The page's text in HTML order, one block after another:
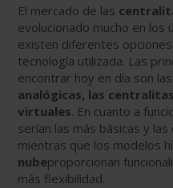
El mercado de las
evolucionado mucho en los
existen diferentes
tecnología utilizada. Las
encontrar hoy en día son las
analógicas, las
virtuales. En cuanto a
serían las más básicas y
mientras que los modelos
nubeproporcionan
más flexibilidad.